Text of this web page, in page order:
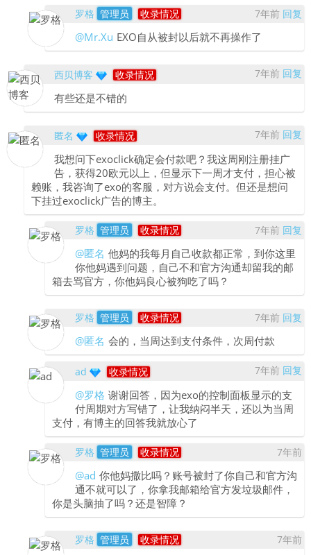
罗格 管理员 收录情况 7年前 回复
@Mr.Xu EXO自从被封以后就不再操作了
西贝博客 收录情况 7年前 回复
有些还是不错的
匿名 收录情况 7年前 回复
我想问下exoclick确定会付款吧？我这周刚注册挂广
告，获得20欧元以上，但显示下一周才支付，担心被
赖账，我咨询了exo的客服，对方说会支付。但还是想问
下挂过exoclick广告的博主。
罗格 管理员 收录情况 7年前 回复
@匿名 他妈的我每月自己收款都正常，到你这里
你他妈遇到问题，自己不和官方沟通却留我的邮
箱去骂官方，你他妈良心被狗吃了吗？
罗格 管理员 收录情况 7年前 回复
@匿名 会的，当周达到支付条件，次周付款
ad 收录情况 7年前 回复
@罗格 谢谢回答，因为exo的控制面板显示的支
付周期对方写错了，让我纳闷半天，还以为当周
支付，有博主的回答我就放心了
罗格 管理员 收录情况 7年前
@ad 你他妈撒比吗？账号被封了你自己和官方沟
通不就可以了，你拿我邮箱给官方发垃圾邮件，
你是头脑抽了吗？还是智障？
罗格 管理员 收录情况 7年前